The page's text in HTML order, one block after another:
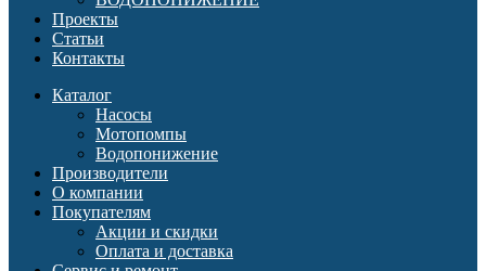
Проекты
Статьи
Контакты
Каталог
Насосы
Мотопомпы
Водопонижение
Производители
О компании
Покупателям
Акции и скидки
Оплата и доставка